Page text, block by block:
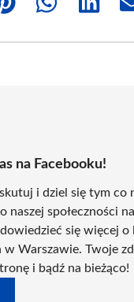
Share
Share
Share
na Facebooku!
i dziel się tym co
naszej społeczności
dowiedzieć się więcej o
w Warszawie. Twoje
i bądź na bieżąco!